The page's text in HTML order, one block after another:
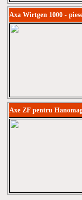
Axa Wirtgen 1000 -
Axe ZF pentru